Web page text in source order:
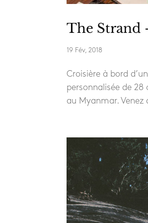
The Strand
19 Fév, 2018
Croisière à bord
personnalisée de
au Myanmar.